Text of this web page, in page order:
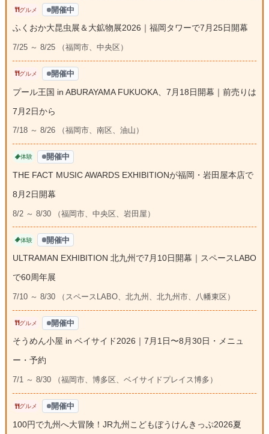
グルメ 開催中
ふくおか大昆虫展＆大鉱物展2026｜福岡タワーで7月25日開幕
7/25 ～ 8/25 （福岡市、中央区）
グルメ 開催中
プール王国 in ABURAYAMA FUKUOKA、7月18日開幕｜前売りは
7月2日から
7/18 ～ 8/26 （福岡市、南区、油山）
体験 開催中
THE FACT MUSIC AWARDS EXHIBITIONが福岡・岩田屋本店で
8月2日開幕
8/2 ～ 8/30 （福岡市、中央区、岩田屋）
体験 開催中
ULTRAMAN EXHIBITION 北九州で7月10日開幕｜スペースLABO
で60周年展
7/10 ～ 8/30 （スペースLABO、北九州、北九州市、八幡東区）
グルメ 開催中
そうめん小屋 in ベイサイド2026｜7月1日〜8月30日・メニュ
ー・予約
7/1 ～ 8/30 （福岡市、博多区、ベイサイドプレイス博多）
グルメ 開催中
100円で九州へ大冒険！JR九州こどもぼうけんきっぷ2026夏